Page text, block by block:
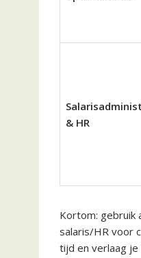
& HR
Kortom: gebruik
salaris/HR voor
tijd en verlaag je